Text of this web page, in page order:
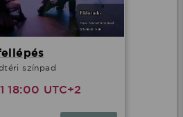
színpad
18:00 UTC+2